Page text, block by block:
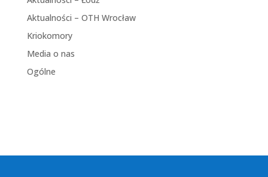
Aktualności – OTH Wrocław
Kriokomory
Media o nas
Ogólne